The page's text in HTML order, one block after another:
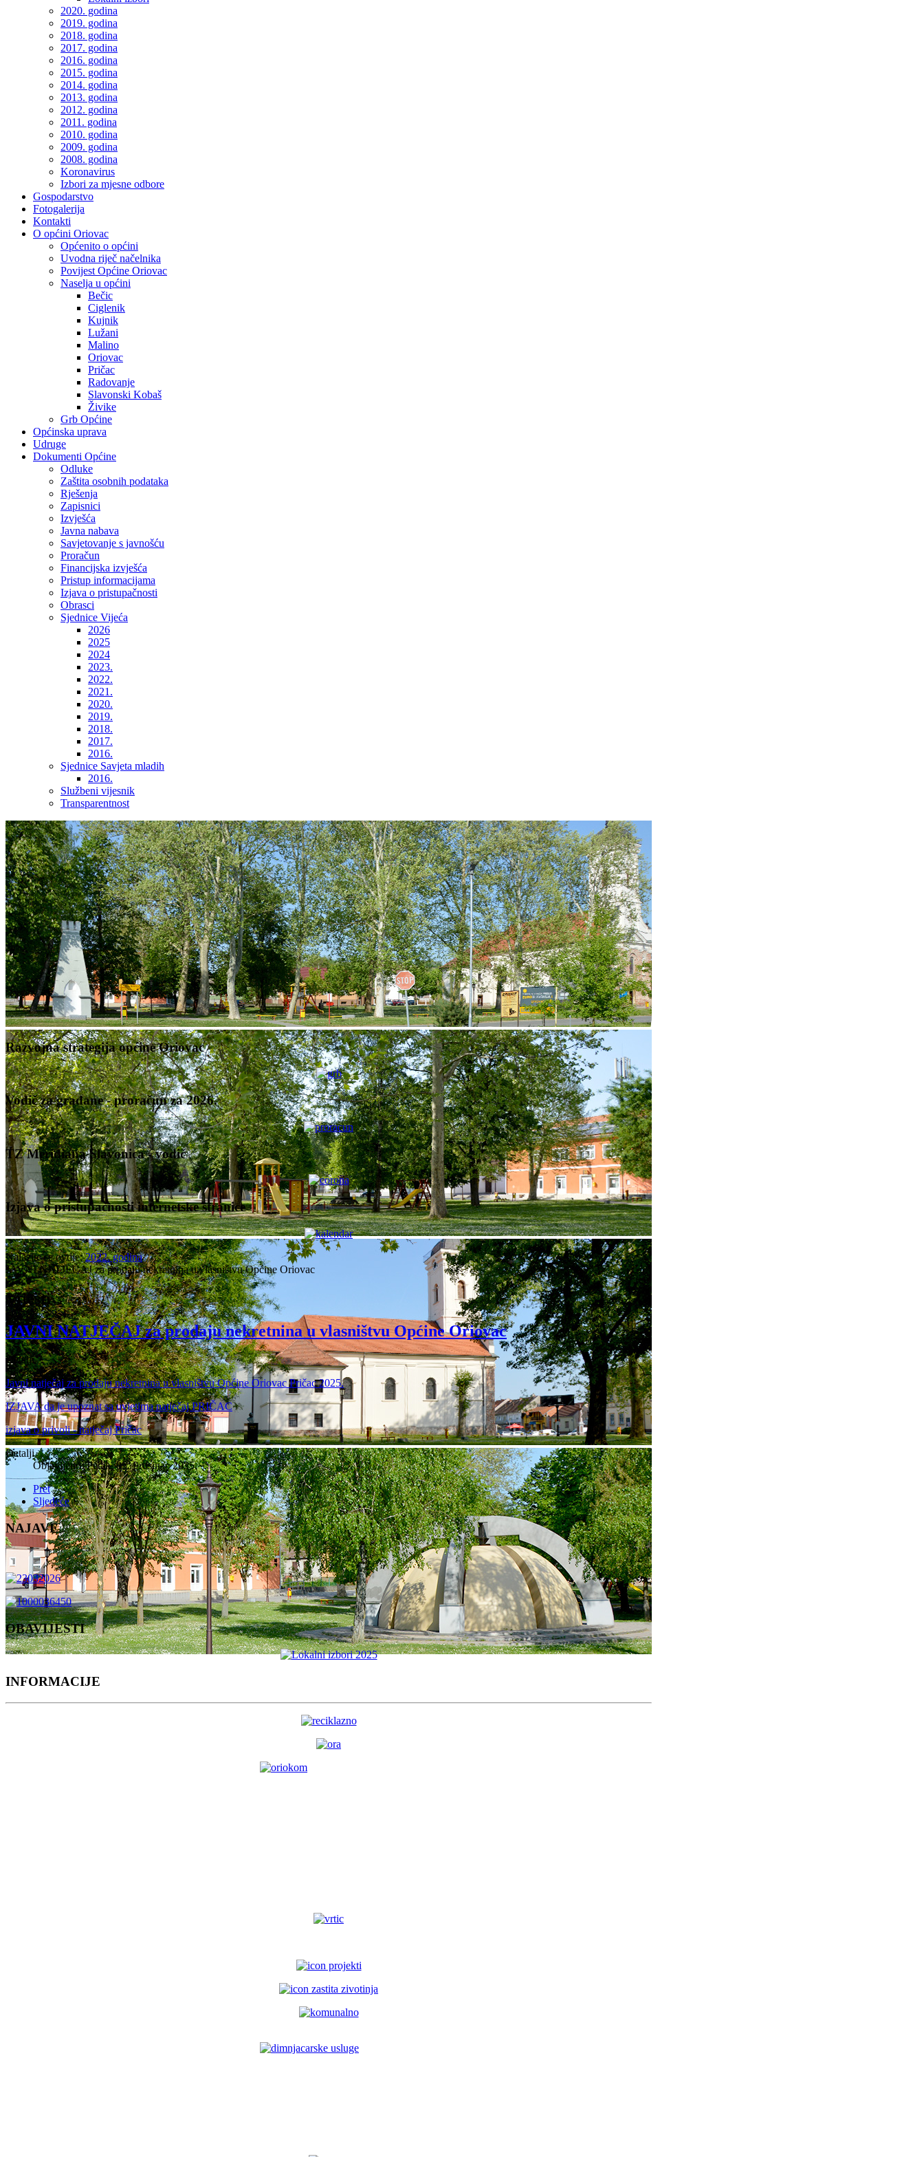
2020. godina
2019. godina
2018. godina
2017. godina
2016. godina
2015. godina
2014. godina
2013. godina
2012. godina
2011. godina
2010. godina
2009. godina
2008. godina
Koronavirus
Izbori za mjesne odbore
Gospodarstvo
Fotogalerija
Kontakti
O općini Oriovac
Općenito o općini
Uvodna riječ načelnika
Povijest Općine Oriovac
Naselja u općini
Bečic
Ciglenik
Kujnik
Lužani
Malino
Oriovac
Pričac
Radovanje
Slavonski Kobaš
Živike
Grb Općine
Općinska uprava
Udruge
Dokumenti Općine
Odluke
Zaštita osobnih podataka
Rješenja
Zapisnici
Izvješća
Javna nabava
Savjetovanje s javnošću
Proračun
Financijska izvješća
Pristup informacijama
Izjava o pristupačnosti
Obrasci
Sjednice Vijeća
2026
2025
2024
2023.
2022.
2021.
2020.
2019.
2018.
2017.
2016.
Sjednice Savjeta mladih
2016.
Službeni vijesnik
Transparentnost
Razvojna strategija općine Oriovac
Vodič za građane - proračun za 2026.
TZ Meridiana Slavonica - vodič
Izjava o pristupačnosti internetske stranice
Nalazite se ovdje:2022. godina
JAVNI NATJEČAJ za prodaju nekretnina u vlasništvu Općine Oriovac
Vijesti
JAVNI NATJEČAJ za prodaju nekretnina u vlasništvu Općine Oriovac
Detalji
Javni natječaj za prodaju nekretnina u vlasništvu Općine Oriovac Pričac 2025.
IZJAVA da je upoznat sa uvjetima natječaj PRIČAC
izjava o privoli - natječaj Pričac
Detalji
Objavljeno: Petak, 05. Prosinac 2025.
Pret
Sljedeće
NAJAVE
OBAVIJESTI
INFORMACIJE